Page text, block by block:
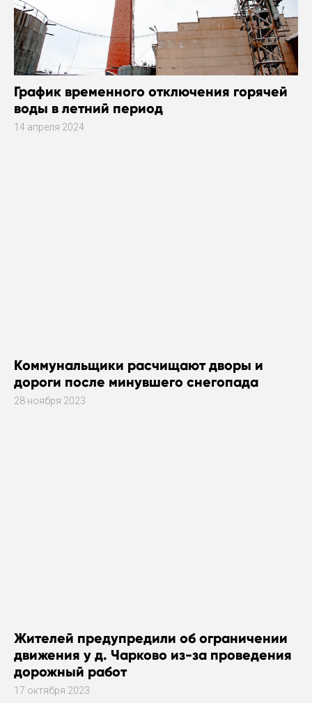
График временного отключения горячей
воды в летний период
14 апреля 2024
Коммунальщики расчищают дворы и
дороги после минувшего снегопада
28 ноября 2023
Жителей предупредили об ограничении
движения у д. Чарково из-за проведения
дорожный работ
17 октября 2023